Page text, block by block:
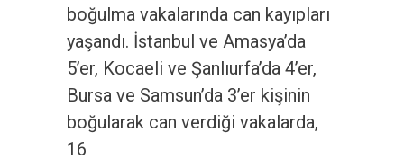
boğulma vakalarında can kayıpları
yaşandı. İstanbul ve Amasya’da
5’er, Kocaeli ve Şanlıurfa’da 4’er,
Bursa ve Samsun’da 3’er kişinin
boğularak can verdiği vakalarda,
16